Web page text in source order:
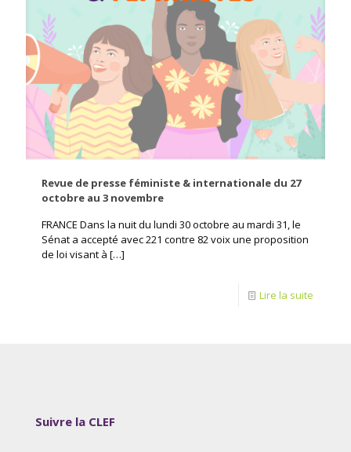
Revue de presse féministe & internationale du 27
octobre au 3 novembre
FRANCE Dans la nuit du lundi 30 octobre au mardi 31, le
Sénat a accepté avec 221 contre 82 voix une proposition
de loi visant à […]
Lire la suite
Suivre la CLEF